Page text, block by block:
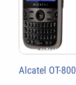
Alcatel OT-800